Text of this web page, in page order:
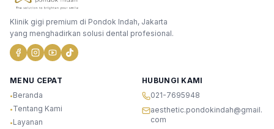
Klinik gigi premium di Pondok Indah, Jakarta
yang menghadirkan solusi dental profesional.
MENU CEPAT
•Beranda
•Tentang Kami
•Layanan
HUBUNGI KAMI
021-7695948
aesthetic.pondokindah@gmail.
com